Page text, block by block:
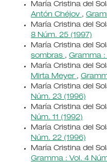
María Cristina del
Antón Chéjov ,
María Cristina del
8 Núm. 25 (1997)
María Cristina del
sombras , Gramma :
María Cristina del
Mirta Meyer ,
María Cristina del
Núm. 23 (1996)
María Cristina del
Núm. 11 (1992)
María Cristina del
Núm. 22 (1996)
María Cristina del
Gramma : Vol. 4